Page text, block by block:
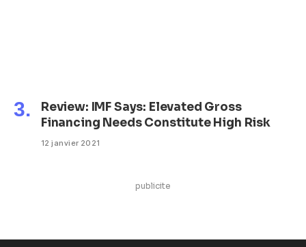
Review: IMF Says: Elevated Gross
Financing Needs Constitute High Risk
12 janvier 2021
publicite